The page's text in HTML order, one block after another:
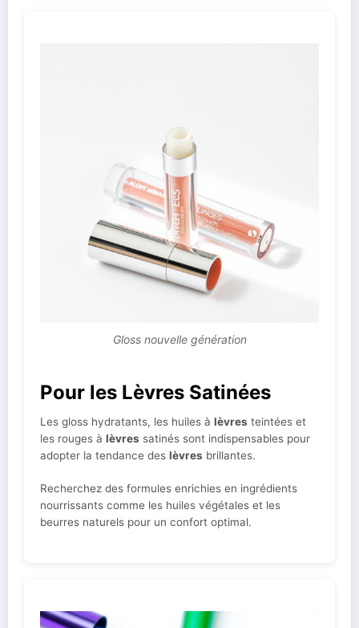
Gloss nouvelle génération
Pour les Lèvres Satinées
Les gloss hydratants, les huiles à lèvres teintées et
les rouges à lèvres satinés sont indispensables pour
adopter la tendance des lèvres brillantes.
Recherchez des formules enrichies en ingrédients
nourrissants comme les huiles végétales et les
beurres naturels pour un confort optimal.